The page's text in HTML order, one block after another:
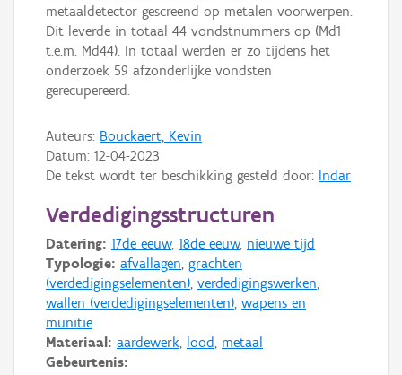
metaaldetector gescreend op metalen voorwerpen.
Dit leverde in totaal 44 vondstnummers op (Md1
t.e.m. Md44). In totaal werden er zo tijdens het
onderzoek 59 afzonderlijke vondsten
gerecupereerd.
Auteurs: Bouckaert, Kevin
Datum: 12-04-2023
De tekst wordt ter beschikking gesteld door: Indar
Verdedigingsstructuren
Datering: 17de eeuw, 18de eeuw, nieuwe tijd
Typologie: afvallagen, grachten
(verdedigingselementen), verdedigingswerken,
wallen (verdedigingselementen), wapens en
munitie
Materiaal: aardewerk, lood, metaal
Gebeurtenis: